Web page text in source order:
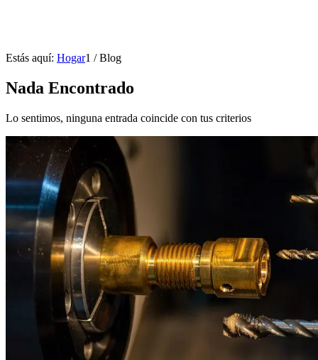
Estás aquí: Hogar1 / Blog
Nada Encontrado
Lo sentimos, ninguna entrada coincide con tus criterios